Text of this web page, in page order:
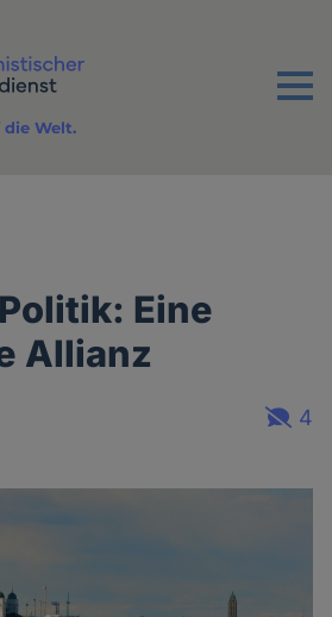
Menu
Welt.
Eine
Allianz
4